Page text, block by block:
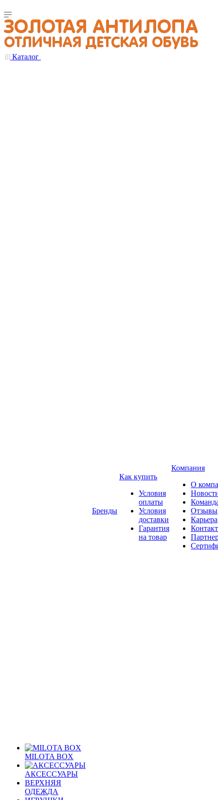
Каталог
MILOTA BOX
АКСЕССУАРЫ
ВЕРХНЯЯ
ОДЕЖДА
Бренды
Как купить
Условия
оплаты
Условия
доставки
Гарантия
на товар
Компания
О
Отзывы
Карьера